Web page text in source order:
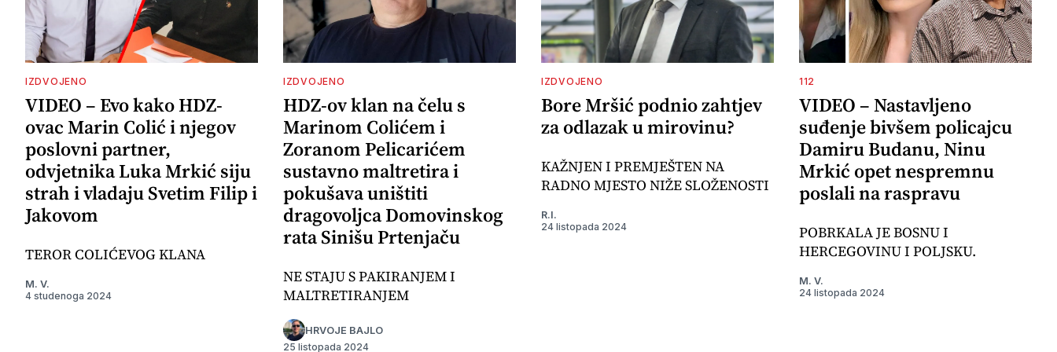
IZDVOJENO
VIDEO – Evo kako HDZ-
ovac Marin Colić i njegov
poslovni partner,
odvjetnika Luka Mrkić siju
strah i vladaju Svetim Filip i
Jakovom
TEROR COLIĆEVOG KLANA
M. V.
4 studenoga 2024
IZDVOJENO
HDZ-ov klan na čelu s
Marinom Colićem i
Zoranom Pelicarićem
sustavno maltretira i
pokušava uništiti
dragovoljca Domovinskog
rata Sinišu Prtenjaču
NE STAJU S PAKIRANJEM I
MALTRETIRANJEM
HRVOJE BAJLO
25 listopada 2024
IZDVOJENO
Bore Mršić podnio zahtjev
za odlazak u mirovinu?
KAŽNJEN I PREMJEŠTEN NA
RADNO MJESTO NIŽE SLOŽENOSTI
R.I.
24 listopada 2024
112
VIDEO – Nastavljeno
suđenje bivšem policajcu
Damiru Budanu, Ninu
Mrkić opet nespremnu
poslali na raspravu
POBRKALA JE BOSNU I
HERCEGOVINU I POLJSKU.
M. V.
24 listopada 2024